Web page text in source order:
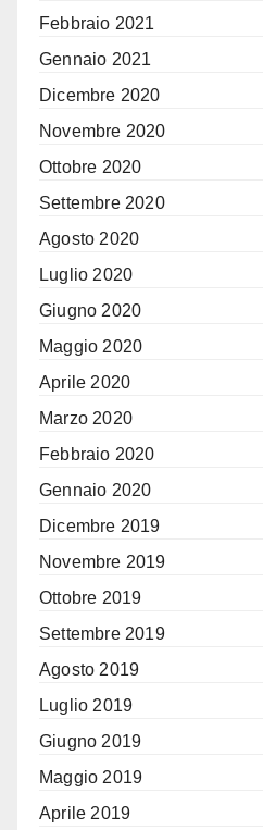
Febbraio 2021
Gennaio 2021
Dicembre 2020
Novembre 2020
Ottobre 2020
Settembre 2020
Agosto 2020
Luglio 2020
Giugno 2020
Maggio 2020
Aprile 2020
Marzo 2020
Febbraio 2020
Gennaio 2020
Dicembre 2019
Novembre 2019
Ottobre 2019
Settembre 2019
Agosto 2019
Luglio 2019
Giugno 2019
Maggio 2019
Aprile 2019